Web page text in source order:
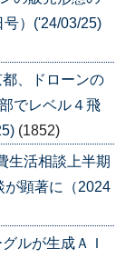
）('24/03/25)
、ドローンの
でレベル４飛
(1852)
生活相談上半期
が顕著に（2024
ルが生成ＡＩ